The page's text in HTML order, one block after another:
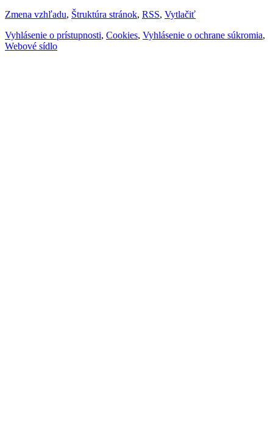
Zmena vzhľadu, Štruktúra stránok, RSS, Vytlačiť
Vyhlásenie o prístupnosti, Cookies, Vyhlásenie o ochrane súkromia,
Webové sídlo